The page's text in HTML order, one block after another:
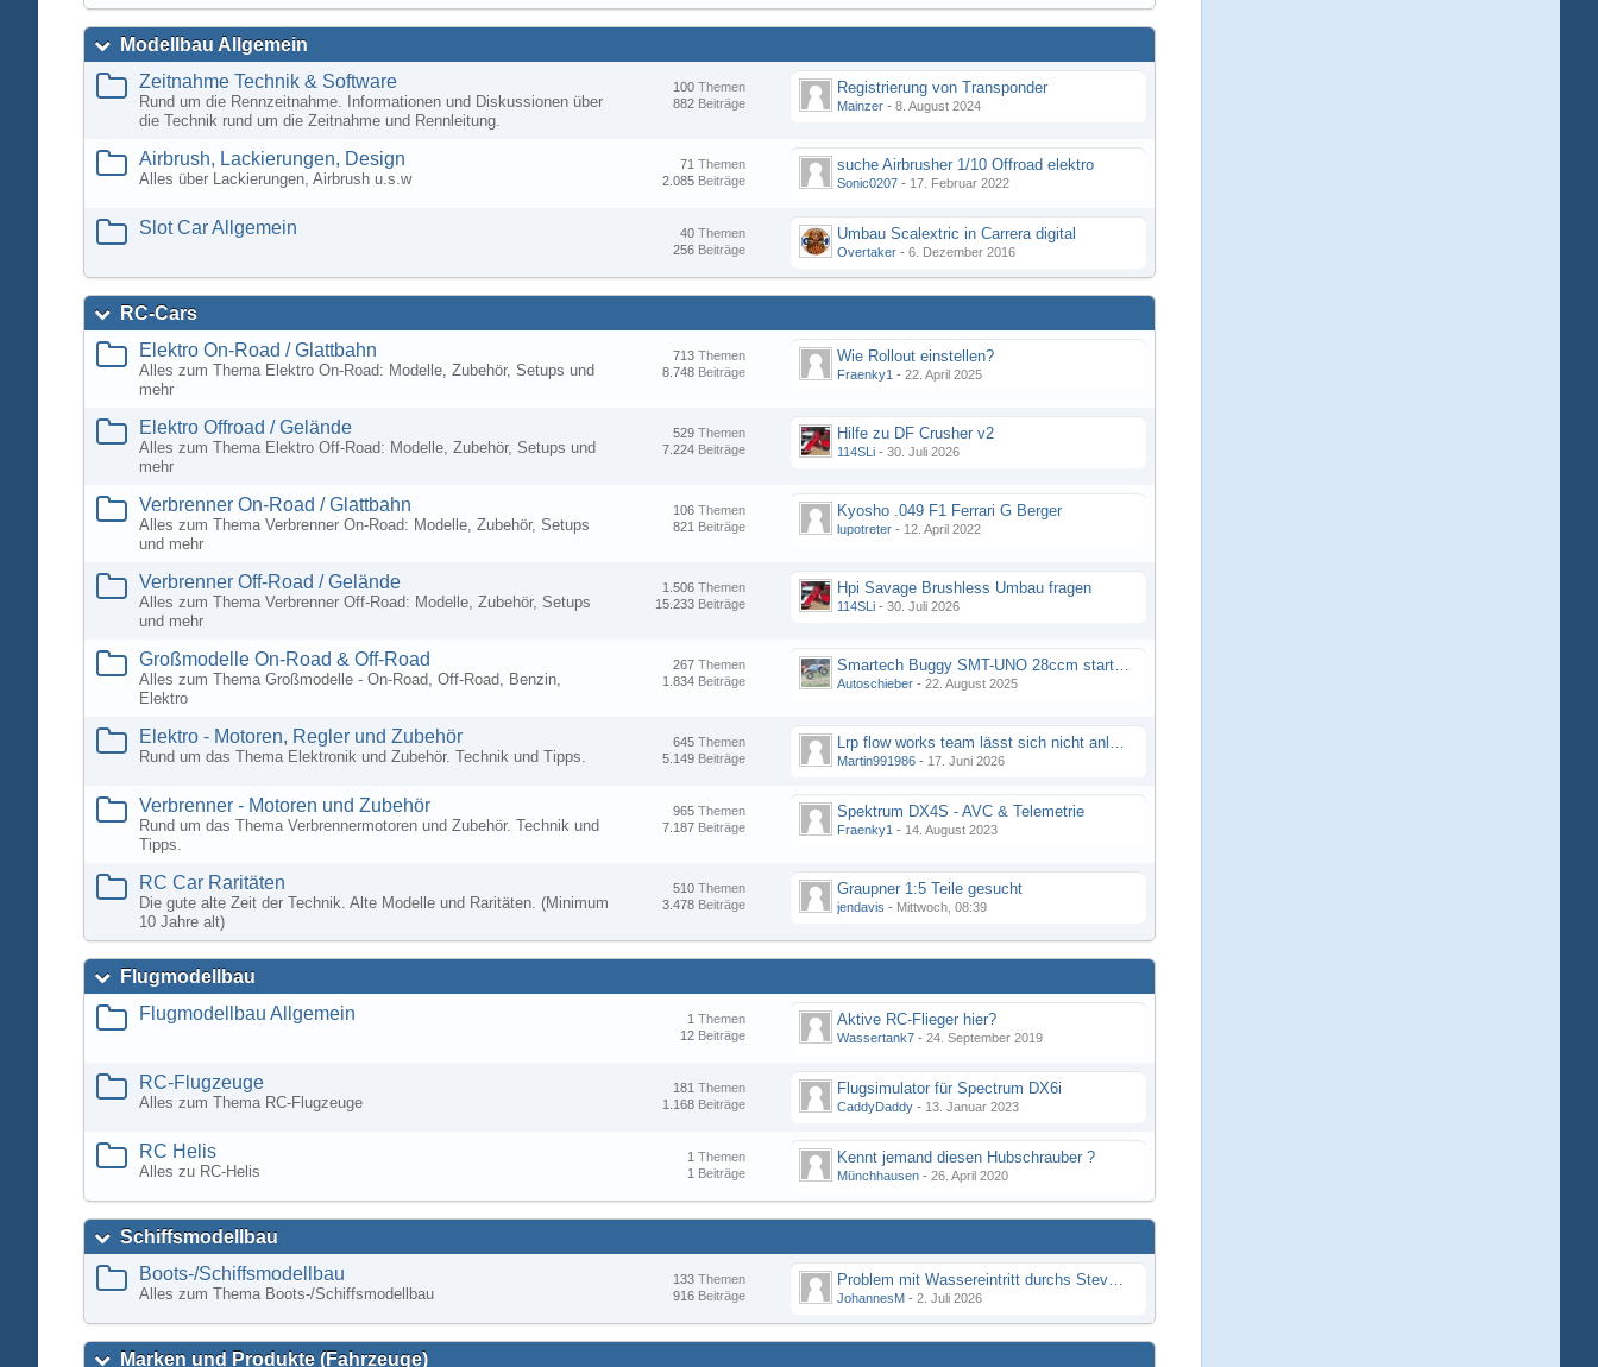
Modellbau Allgemein
Zeitnahme Technik & Software
Rund um die Rennzeitnahme. Informationen und Diskussionen über
die Technik rund um die Zeitnahme und Rennleitung.
Themen
100
Beiträge
882
Registrierung von Transponder
Mainzer - 8. August 2024
Airbrush, Lackierungen, Design
Alles über Lackierungen, Airbrush u.s.w
Themen
71
Beiträge
2.085
suche Airbrusher 1/10 Offroad elektro
Sonic0207 - 17. Februar 2022
Slot Car Allgemein Themen
40
Beiträge
256
Umbau Scalextric in Carrera digital
Overtaker - 6. Dezember 2016
RC-Cars
Elektro On-Road / Glattbahn
Alles zum Thema Elektro On-Road: Modelle, Zubehör, Setups und
mehr
Themen
713
Beiträge
8.748
Wie Rollout einstellen?
Fraenky1 - 22. April 2025
Elektro Offroad / Gelände
Alles zum Thema Elektro Off-Road: Modelle, Zubehör, Setups und
mehr
Themen
529
Beiträge
7.224
Hilfe zu DF Crusher v2
114SLi - 30. Juli 2026
Verbrenner On-Road / Glattbahn
Alles zum Thema Verbrenner On-Road: Modelle, Zubehör, Setups
und mehr
Themen
106
Beiträge
821
Kyosho .049 F1 Ferrari G Berger
lupotreter - 12. April 2022
Verbrenner Off-Road / Gelände
Alles zum Thema Verbrenner Off-Road: Modelle, Zubehör, Setups
und mehr
Themen
1.506
Beiträge
15.233
Hpi Savage Brushless Umbau fragen
114SLi - 30. Juli 2026
Großmodelle On-Road & Off-Road
Alles zum Thema Großmodelle - On-Road, Off-Road, Benzin,
Elektro
Themen
267
Beiträge
1.834
Smartech Buggy SMT-UNO 28ccm startet nicht
Autoschieber - 22. August 2025
Elektro - Motoren, Regler und Zubehör
Rund um das Thema Elektronik und Zubehör. Technik und Tipps.
Themen
645
Beiträge
5.149
Lrp flow works team lässt sich nicht anlernen
Martin991986 - 17. Juni 2026
Verbrenner - Motoren und Zubehör
Rund um das Thema Verbrennermotoren und Zubehör. Technik und
Tipps.
Themen
965
Beiträge
7.187
Spektrum DX4S - AVC & Telemetrie
Fraenky1 - 14. August 2023
RC Car Raritäten
Die gute alte Zeit der Technik. Alte Modelle und Raritäten. (Minimum
10 Jahre alt)
Themen
510
Beiträge
3.478
Graupner 1:5 Teile gesucht
jendavis - Mittwoch, 08:39
Flugmodellbau
Flugmodellbau Allgemein
Themen
1
Beiträge
12
Aktive RC-Flieger hier?
Wassertank7 - 24. September 2019
RC-Flugzeuge
Alles zum Thema RC-Flugzeuge
Themen
181
Beiträge
1.168
Flugsimulator für Spectrum DX6i
CaddyDaddy - 13. Januar 2023
RC Helis
Alles zu RC-Helis
Themen
1
Beiträge
1
Kennt jemand diesen Hubschrauber ?
Münchhausen - 26. April 2020
Schiffsmodellbau
Boots-/Schiffsmodellbau
Alles zum Thema Boots-/Schiffsmodellbau
Themen
133
Beiträge
916
Problem mit Wassereintritt durchs Stevenrohr beim Rennboot
JohannesM - 2. Juli 2026
Marken und Produkte (Fahrzeuge)